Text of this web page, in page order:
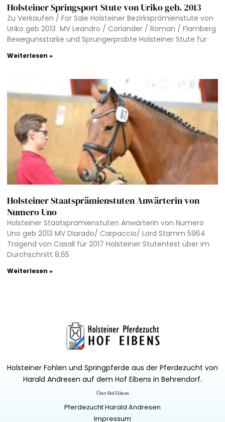
Holsteiner Springsport Stute von Uriko geb. 2013
Zu Verkaufen / For Sale Holsteiner Bezirksprämienstute von
Uriko geb 2013 MV Leandro / Coriander / Roman / Flamberg
Bewegunsstarke und Sprungerprobte Holsteiner Stute für
Weiterlesen »
Holsteiner Staatsprämienstuten Anwärterin von
Numero Uno
Holsteiner Staatsprämienstuten Anwärterin von Numero
Uno geb 2013 MV Diarado/ Carpaccio/ Lord Stamm 5964
Tragend von Casall für 2017 Holsteiner Stutentest über im
Durchschnitt 8,65
Weiterlesen »
Holsteiner Fohlen und Springpferde aus der Pferdezucht von
Harald Andresen auf dem Hof Eibens in Behrendorf.
Über Hof Eibens
Pferdezucht Harald Andresen
Impressum